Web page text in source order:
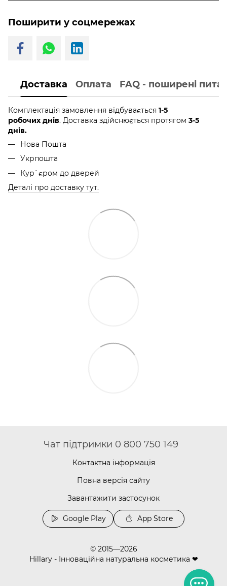
Поширити у соцмережах
Доставка Оплата FAQ - поширені
Комплектація замовлення відбувається 1-5
робочих днів. Доставка здійснюється протягом 3-5
днів.
Нова Пошта
Укрпошта
Кур`єром до дверей
Деталі про доставку тут.
Чат підтримки 0 800 750 149
Контактна інформація
Повна версія сайту
Завантажити застосунок
Google Play App Store
© 2015—2026
Hillary - Інноваційна натуральна косметика ❤